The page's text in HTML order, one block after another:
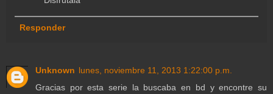
Responder
Unknown lunes, noviembre 11, 2013 1:22:00 p.m.
Gracias por esta serie la buscaba en bd y encontre su